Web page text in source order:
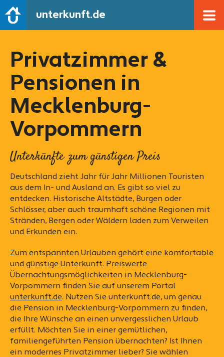
unterkunft.de
Privatzimmer &
Pensionen in
Mecklenburg-
Vorpommern
Unterkünfte zum günstigen Preis
Deutschland zieht Jahr für Jahr Millionen Touristen
aus dem In- und Ausland an. Es gibt so viel zu
entdecken. Historische Altstädte, Burgen oder
Schlösser, aber auch traumhaft schöne Regionen mit
Stränden, Bergen oder Wäldern laden zum Verweilen
und Erkunden ein.
Zum entspannten Urlauben gehört eine komfortable
und günstige Unterkunft. Preiswerte
Übernachtungsmöglichkeiten in Mecklenburg-
Vorpommern finden Sie auf unserem Portal
unterkunft.de. Nutzen Sie unterkunft.de, um genau
die Pension in Mecklenburg-Vorpommern zu finden,
die Ihre Wünsche an einen unvergesslichen Urlaub
erfüllt. Möchten Sie in einer gemütlichen,
familiengeführten Pension übernachten? Ist Ihnen
ein modernes Privatzimmer lieber? Sie wählen